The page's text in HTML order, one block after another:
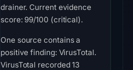
drainer. Current evidence
score: 99/100 (critical).
One source contains a
positive finding: VirusTotal.
VirusTotal recorded 13